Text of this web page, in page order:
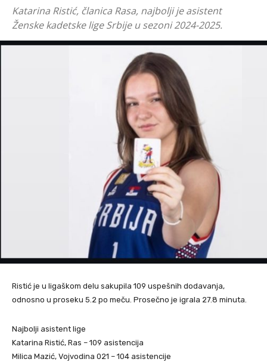
Katarina Ristić, članica Rasa, najbolji je asistent
Ženske kadetske lige Srbije u sezoni 2024-2025.
Ristić je u ligaškom delu sakupila 109 uspešnih dodavanja,
odnosno u proseku 5.2 po meču. Prosečno je igrala 27.8 minuta.
Najbolji asistent lige
Katarina Ristić, Ras – 109 asistencija
Milica Mazić, Vojvodina 021 – 104 asistencije